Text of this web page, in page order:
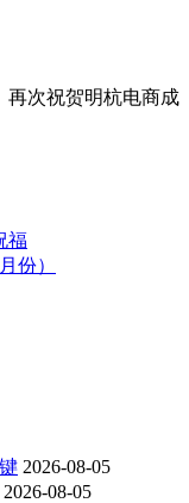
再次祝贺明杭电商成
福
份）
2026-08-05
2026-08-05